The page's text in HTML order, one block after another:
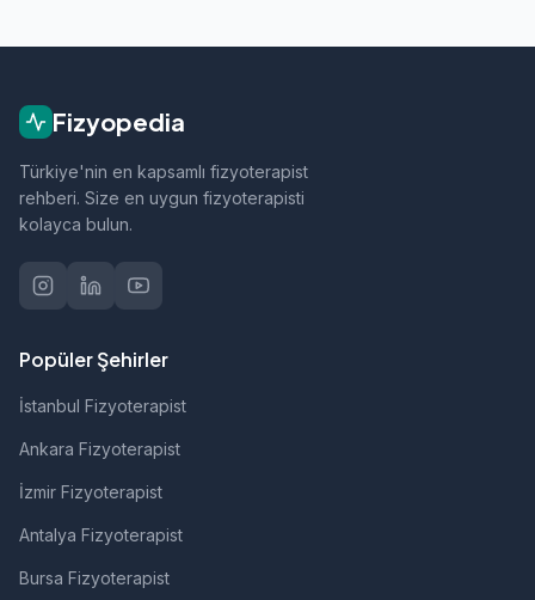
Fizyopedia
Türkiye'nin en kapsamlı fizyoterapist
rehberi. Size en uygun fizyoterapisti
kolayca bulun.
Popüler Şehirler
İstanbul Fizyoterapist
Ankara Fizyoterapist
İzmir Fizyoterapist
Antalya Fizyoterapist
Bursa Fizyoterapist